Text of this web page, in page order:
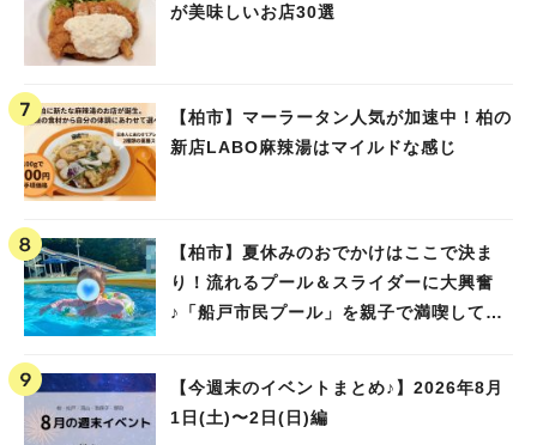
が美味しいお店30選
【柏市】マーラータン人気が加速中！柏の
新店LABO麻辣湯はマイルドな感じ
【柏市】夏休みのおでかけはここで決ま
り！流れるプール＆スライダーに大興奮
♪「船戸市民プール」を親子で満喫してき
【今週末のイベントまとめ♪】2026年8月
1日(土)〜2日(日)編